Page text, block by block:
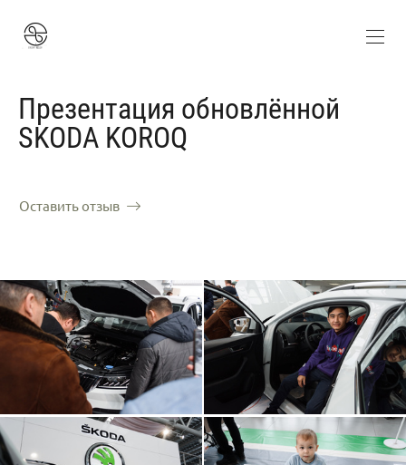
Презентация обновлённой
SKODA KOROQ
Оставить отзыв